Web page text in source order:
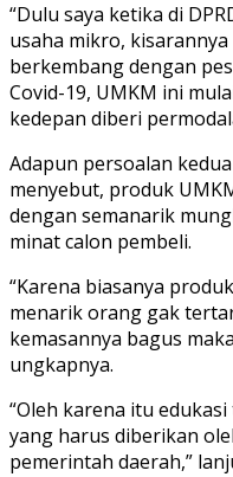
“Dulu saya ketika di
usaha mikro,
berkembang dengan
Covid-19, UMKM ini
kedepan diberi
Adapun persoalan
menyebut, produk
dengan semanarik
minat calon pembeli.
“Karena biasanya
menarik orang gak
kemasannya bagus
ungkapnya.
“Oleh karena itu
yang harus diberikan
pemerintah daerah,”